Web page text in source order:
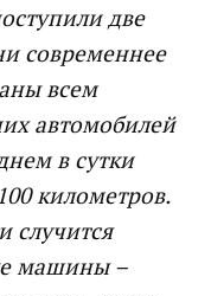
две
современнее
всем
автомобилей
в сутки
километров.
случится
машины –